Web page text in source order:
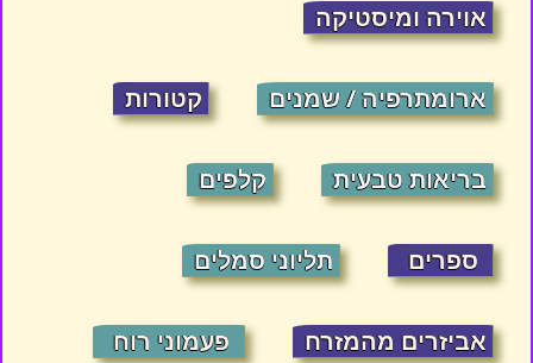
אוירה ומיסטיקה
ארומתרפיה / שמנים קטורות
בריאות טבעית קלפים
ספרים תליוני סמלים
אביזרים מהמזרח פעמוני רוח